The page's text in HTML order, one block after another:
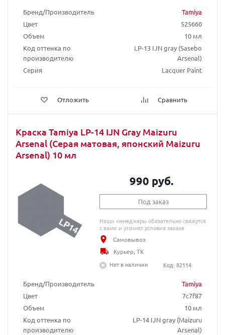
Бренд/Производитель
Tamiya
Цвет
525660
Объем
10 мл
Код оттенка по
производителю
LP-13 IJN gray (Sasebo
Arsenal)
Серия
Lacquer Paint
Отложить Сравнить
Краска Tamiya LP-14 IJN Gray Maizuru
Arsenal (Серая матовая, японский Maizuru
Arsenal) 10 мл
Бренд/Производитель
Tamiya
Цвет
7c7f87
Объем
10 мл
Код оттенка по
производителю
LP-14 IJN gray (Maizuru
Arsenal)
990 руб.
Под заказ
Наши менеджеры обязательно свяжутся
с вами и уточнят условия заказа
Самовывоз
Курьер, ТК
Нет в наличии
Код: 82114